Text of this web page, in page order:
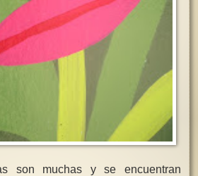
son muchas y se encuentran